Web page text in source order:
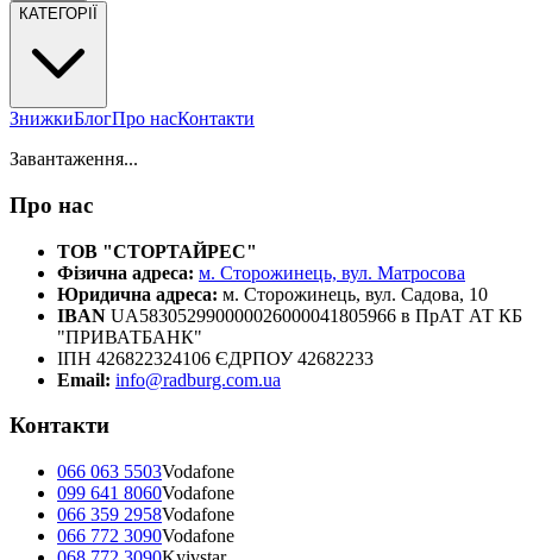
КАТЕГОРІЇ
ЗнижкиБлогПро насКонтакти
Завантаження...
Про нас
ТОВ "СТОРТАЙРЕС"
Фізична адреса: м. Сторожинець, вул. Матросова
Юридична адреса: м. Сторожинець, вул. Садова, 10
IBAN UA583052990000026000041805966 в ПрАТ АТ КБ
"ПРИВАТБАНК"
ІПН 426822324106 ЄДРПОУ 42682233
Email: info@radburg.com.ua
Контакти
066 063 5503Vodafone
099 641 8060Vodafone
066 359 2958Vodafone
066 772 3090Vodafone